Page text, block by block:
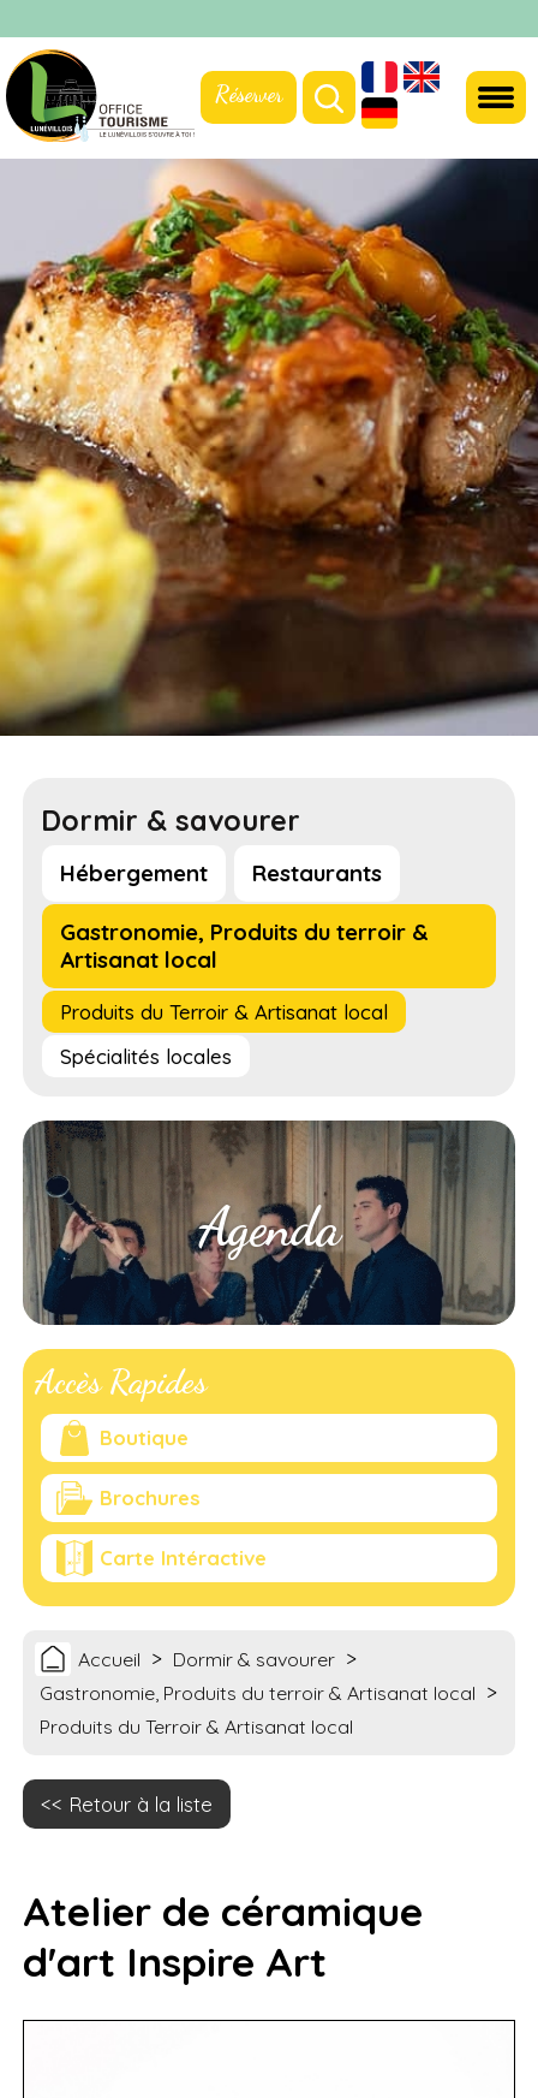
Réserver
Dormir & savourer
Hébergement Restaurants
Gastronomie, Produits du terroir &
Artisanat local
Produits du Terroir & Artisanat local
Spécialités locales
Agenda
Accès Rapides
Boutique
Brochures
Carte Intéractive
Accueil > Dormir & savourer >
Gastronomie, Produits du terroir & Artisanat local >
Produits du Terroir & Artisanat local
Retour à la liste
Atelier de céramique
d'art Inspire Art